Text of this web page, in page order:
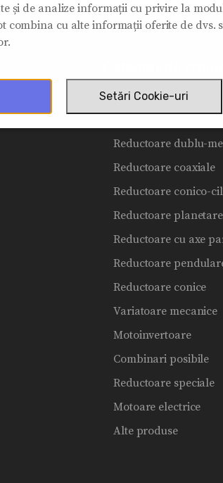
Reductoare melcate
Reductoare dublu-
Reductoare coaxiale
Reductoare conico-
Reductoare planetare
Reductoare cu axe
Reductoare
Reductoare conice
Variatoare mecanice
Motoinvertoare
Combinari posibile
Reductoare speciale
Motoare electrice
Alte produse
și de analize informații cu privire la
combina cu alte informații oferite de dvs.
Setări Cookie-uri